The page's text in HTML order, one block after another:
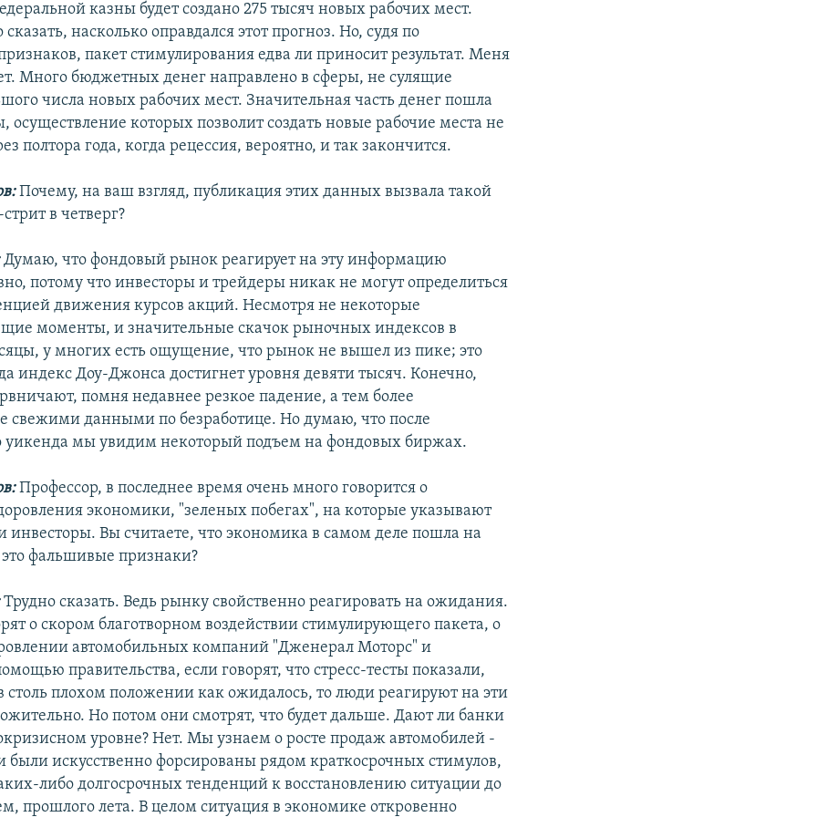
казны будет создано 275 тысяч новых рабочих мест.
насколько оправдался этот прогноз. Но, судя по
пакет стимулирования едва ли приносит результат. Меня
Много бюджетных денег направлено в сферы, не сулящие
числа новых рабочих мест. Значительная часть денег пошла
осуществление которых позволит создать новые рабочие места не
полтора года, когда рецессия, вероятно, и так закончится.
Почему, на ваш взгляд, публикация этих данных вызвала такой
в четверг?
Думаю, что фондовый рынок реагирует на эту информацию
потому что инвесторы и трейдеры никак не могут определиться
движения курсов акций. Несмотря не некоторые
моменты, и значительные скачок рыночных индексов в
у многих есть ощущение, что рынок не вышел из пике; это
индекс Доу-Джонса достигнет уровня девяти тысяч. Конечно,
помня недавнее резкое падение, а тем более
свежими данными по безработице. Но думаю, что после
уикенда мы увидим некоторый подъем на фондовых биржах.
Профессор, в последнее время очень много говорится о
экономики, "зеленых побегах", на которые указывают
инвесторы. Вы считаете, что экономика в самом деле пошла на
фальшивые признаки?
Трудно сказать. Ведь рынку свойственно реагировать на ожидания.
о скором благотворном воздействии стимулирующего пакета, о
автомобильных компаний "Дженерал Моторс" и
правительства, если говорят, что стресс-тесты показали,
столь плохом положении как ожидалось, то люди реагируют на эти
Но потом они смотрят, что будет дальше. Дают ли банки
уровне? Нет. Мы узнаем о росте продаж автомобилей -
были искусственно форсированы рядом краткосрочных стимулов,
либо долгосрочных тенденций к восстановлению ситуации до
прошлого лета. В целом ситуация в экономике откровенно